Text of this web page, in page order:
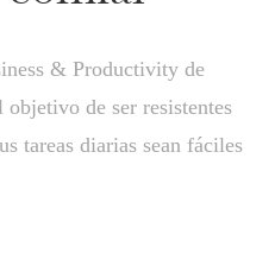
& Productivity de
objetivo de ser resistentes
tareas diarias sean fáciles